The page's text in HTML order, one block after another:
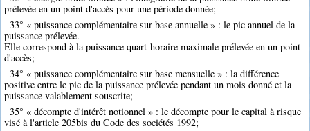
prélevée en un point d'accès pour une période donnée;
33° « puissance complémentaire sur base annuelle » : le pic annuel de la
puissance prélevée.
Elle correspond à la puissance quart-horaire maximale prélevée en un point
d'accès;
34° « puissance complémentaire sur base mensuelle » : la différence
positive entre le pic de la puissance prélevée pendant un mois donné et la
puissance valablement souscrite;
35° « décompte d'intérêt notionnel » : le décompte pour le capital à risque
visé à l'article 205bis du Code des sociétés 1992;